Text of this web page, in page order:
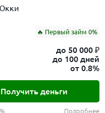
заявки
телефона,
разделе клиент может
а также
оплатить долг
доступен 24/7 с любого
микрокредитом.
подачу заявки или
🔥 Первый займ 0%
до 50 000 ₽
до 100 дней
от 0.8%
Получить деньги
Подробнее